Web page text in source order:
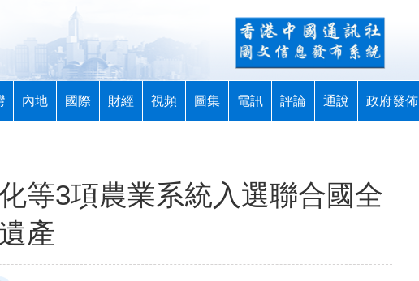
內地 國際 財經 視頻 圖集 電訊 評論 通說 政府發佈
等3項農業系統入選聯合國全
產